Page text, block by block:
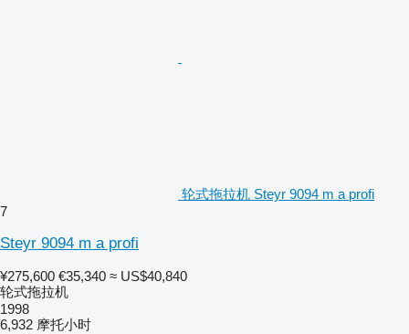
轮式拖拉机 Steyr 9094 m a profi
7
Steyr 9094 m a profi
¥275,600 €35,340 ≈ US$40,840
轮式拖拉机
1998
6,932 摩托小时